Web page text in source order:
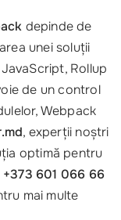
depinde de
unei soluții
Rollup
de un control
Webpack
, experții noștri
optimă pentru
+373 601 066 66
mai multe